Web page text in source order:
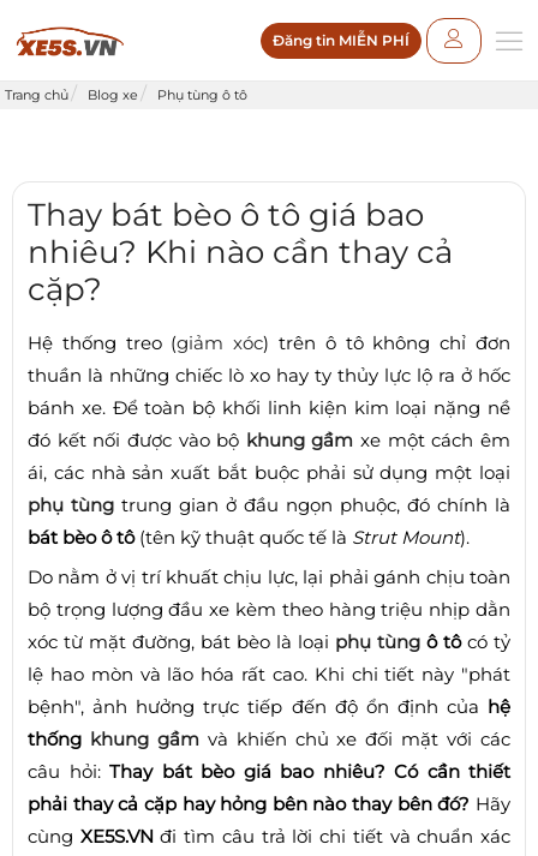
Đăng tin MIỄN PHÍ
Trang chủ Blog xe Phụ tùng ô tô
Thay bát bèo ô tô giá bao
nhiêu? Khi nào cần thay cả
cặp?
Hệ thống treo (giảm xóc) trên ô tô không chỉ đơn
thuần là những chiếc lò xo hay ty thủy lực lộ ra ở hốc
bánh xe. Để toàn bộ khối linh kiện kim loại nặng nề
đó kết nối được vào bộ khung gầm xe một cách êm
ái, các nhà sản xuất bắt buộc phải sử dụng một loại
phụ tùng trung gian ở đầu ngọn phuộc, đó chính là
bát bèo ô tô(tên kỹ thuật quốc tế là Strut Mount).
Do nằm ở vị trí khuất chịu lực, lại phải gánh chịu toàn
bộ trọng lượng đầu xe kèm theo hàng triệu nhịp dằn
xóc từ mặt đường, bát bèo là loại phụ tùng ô tôcó tỷ
lệ hao mòn và lão hóa rất cao. Khi chi tiết này "phát
bệnh", ảnh hưởng trực tiếp đến độ ổn định của hệ
thống khung gầmvà khiến chủ xe đối mặt với các
câu hỏi: Thay bát bèo giá bao nhiêu? Có cần thiết
phải thay cả cặp hay hỏng bên nào thay bên đó? Hãy
cùng XE5S.VNđi tìm câu trả lời chi tiết và chuẩn xác